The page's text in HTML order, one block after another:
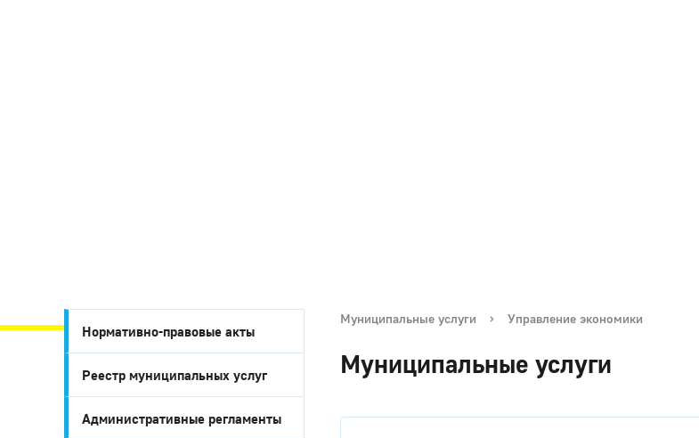
Город Глазов
Нормативно-правовые акты
Реестр муниципальных услуг
Административные регламенты
Муниципальные услуги › Управление экономики
Муниципальные услуги